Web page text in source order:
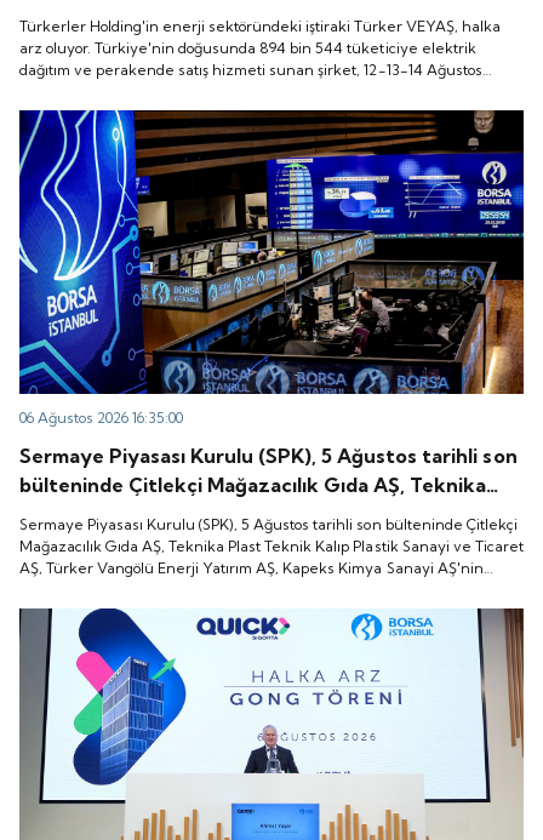
doğusunda 894 bin 544 tüketiciye elektrik dağıtım
ve perakende satış hizmeti sunan şirket, 12-13-14
Ağustos tarihleri arasında pay başına 136 TL fiyatla
Türkerler Holding'in enerji sektöründeki iştiraki Türker VEYAŞ, halka
arz oluyor. Türkiye'nin doğusunda 894 bin 544 tüketiciye elektrik
dağıtım ve perakende satış hizmeti sunan şirket, 12-13-14 Ağustos
06 Ağustos 2026 16:35:00
Sermaye Piyasası Kurulu (SPK), 5 Ağustos tarihli son
bülteninde Çitlekçi Mağazacılık Gıda AŞ, Teknika
Plast Teknik Kalıp Plastik Sanayi ve Ticaret AŞ,
Türker Vangölü Enerji Yatırım AŞ, Kapeks Kimya
Sanayi AŞ'nin halka arzlarına onay verdiği duyurdu.
Sermaye Piyasası Kurulu (SPK), 5 Ağustos tarihli son bülteninde Çitlekçi
Mağazacılık Gıda AŞ, Teknika Plast Teknik Kalıp Plastik Sanayi ve Ticaret
AŞ, Türker Vangölü Enerji Yatırım AŞ, Kapeks Kimya Sanayi AŞ'nin